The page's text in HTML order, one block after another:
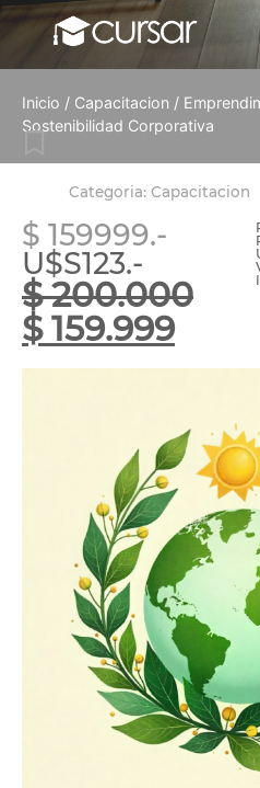
Inicio / Capacitacion /
Sostenibilidad Corporativa
Categoria: Capacitacion
$ 159999.-
U$S123.-
$200.000
$159.999